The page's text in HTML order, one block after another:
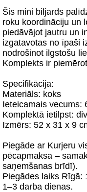
Šis mini biljards
roku koordināciju un
piedāvājot jautru un
izgatavotas no īpaši
nodrošinot ilgstošu
Komplekts ir
Specifikācija:
Materiāls: koks
Ieteicamais vecums:
Komplektā ietilpst:
Izmērs: 52 x 31 x 9
Piegāde ar Kurjeru
pēcapmaksa –
saņemšanas brīdī).
Piegādes laiks Rīgā:
1–3 darba dienas.